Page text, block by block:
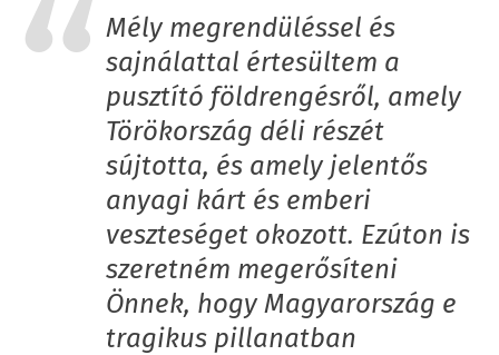
Mély megrendüléssel és
sajnálattal értesültem a
pusztító földrengésről, amely
Törökország déli részét
sújtotta, és amely jelentős
anyagi kárt és emberi
veszteséget okozott. Ezúton is
szeretném megerősíteni
Önnek, hogy Magyarország e
tragikus pillanatban